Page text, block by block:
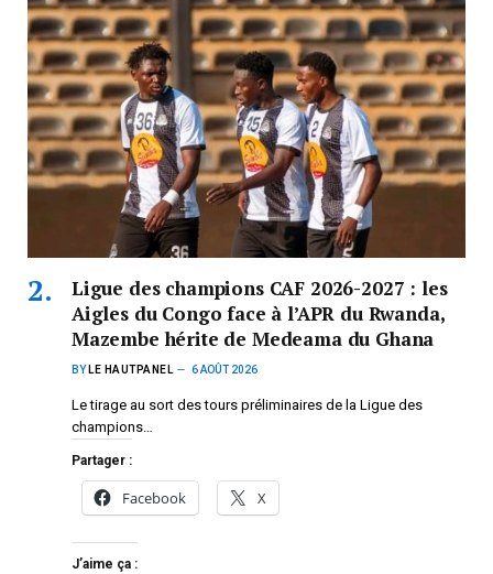
Ligue des champions CAF 2026-2027 : les
Aigles du Congo face à l’APR du Rwanda,
Mazembe hérite de Medeama du Ghana
BY LE HAUTPANEL 6 AOÛT 2026
Le tirage au sort des tours préliminaires de la Ligue des
champions…
Partager :
Facebook X
J’aime ça :